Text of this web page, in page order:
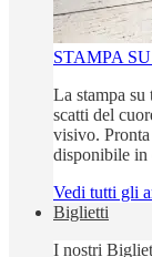
STAMPA
La stampa
scatti del
visivo. Pronta
disponibile in
Vedi tutti gli
Biglietti
I nostri